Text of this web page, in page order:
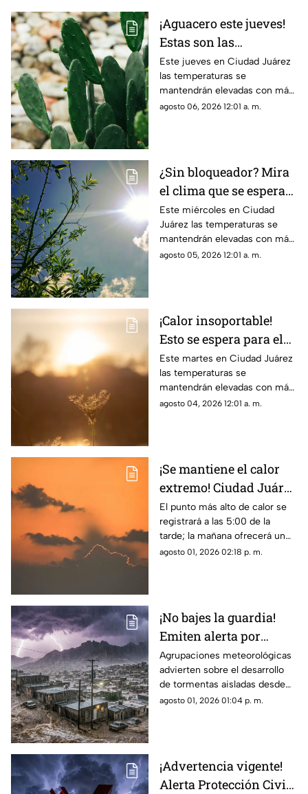
¡Aguacero este jueves!
Estas son las
probabilidades de
lluvia para el clima de
hoy en Ciudad Juárez
Este jueves en Ciudad Juárez
las temperaturas se
mantendrán elevadas con más
de 40 grados y probabilidad de
agosto 06, 2026 12:01 a. m.
¿Sin bloqueador? Mira
el clima que se espera
para hoy, 5 de agosto,
en Ciudad Juárez
Este miércoles en Ciudad
Juárez las temperaturas se
mantendrán elevadas con más
de 40 grados
agosto 05, 2026 12:01 a. m.
¡Calor insoportable!
Esto se espera para el
clima de hoy en Ciudad
Juárez
Este martes en Ciudad Juárez
las temperaturas se
mantendrán elevadas con más
de 40 grados
agosto 04, 2026 12:01 a. m.
¡Se mantiene el calor
extremo! Ciudad Juárez
tendrá hasta 38 grados
en el clima de este
domingo
El punto más alto de calor se
registrará a las 5:00 de la
tarde; la mañana ofrecerá un
ambiente más fresco con 26
agosto 01, 2026 02:18 p. m.
¡No bajes la guardia!
Emiten alerta por
monzón y riesgo de
inundaciones en
Ciudad Juárez y El Paso
Agrupaciones meteorológicas
advierten sobre el desarrollo
de tormentas aisladas desde
las 12:00 p. m.,
agosto 01, 2026 01:04 p. m.
¡Advertencia vigente!
Alerta Protección Civil